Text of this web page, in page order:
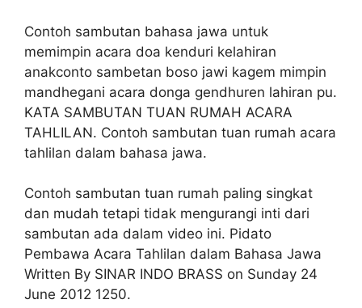
Contoh sambutan bahasa jawa untuk
memimpin acara doa kenduri kelahiran
anakconto sambetan boso jawi kagem mimpin
mandhegani acara donga gendhuren lahiran pu.
KATA SAMBUTAN TUAN RUMAH ACARA
TAHLILAN. Contoh sambutan tuan rumah acara
tahlilan dalam bahasa jawa.
Contoh sambutan tuan rumah paling singkat
dan mudah tetapi tidak mengurangi inti dari
sambutan ada dalam video ini. Pidato
Pembawa Acara Tahlilan dalam Bahasa Jawa
Written By SINAR INDO BRASS on Sunday 24
June 2012 1250.